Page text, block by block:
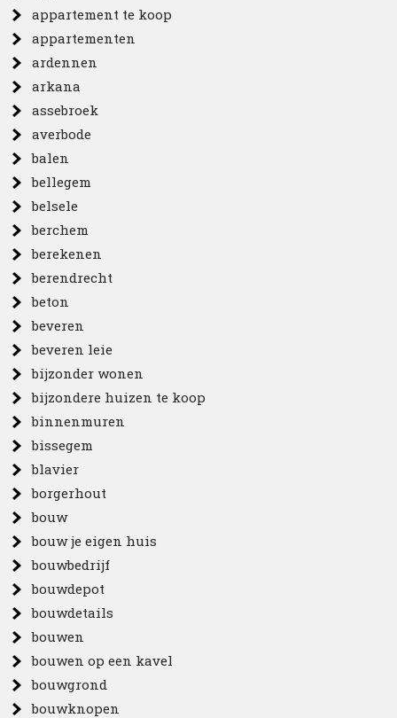
appartement te koop
appartementen
ardennen
arkana
assebroek
averbode
balen
bellegem
belsele
berchem
berekenen
berendrecht
beton
beveren
beveren leie
bijzonder wonen
bijzondere huizen te koop
binnenmuren
bissegem
blavier
borgerhout
bouw
bouw je eigen huis
bouwbedrijf
bouwdepot
bouwdetails
bouwen
bouwen op een kavel
bouwgrond
bouwknopen